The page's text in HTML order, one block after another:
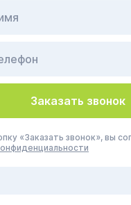
Заказать звонок
«Заказать звонок», вы